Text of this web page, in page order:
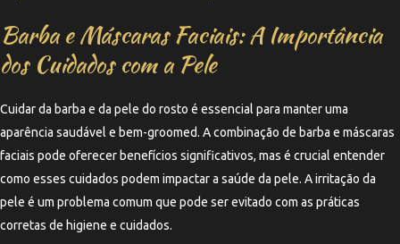
Barba e Máscaras Faciais: A Importância
dos Cuidados com a Pele
Cuidar da barba e da pele do rosto é essencial para manter uma
aparência saudável e bem-groomed. A combinação de barba e máscaras
faciais pode oferecer benefícios significativos, mas é crucial entender
como esses cuidados podem impactar a saúde da pele. A irritação da
pele é um problema comum que pode ser evitado com as práticas
corretas de higiene e cuidados.